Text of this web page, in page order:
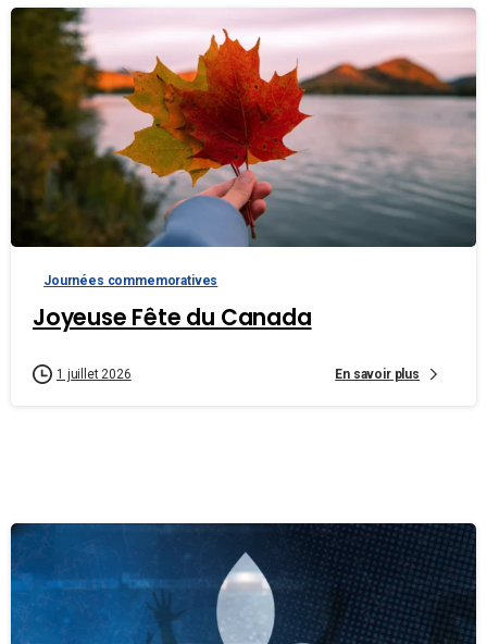
Journées commemoratives
Joyeuse Fête du Canada
1 juillet 2026 En savoir plus